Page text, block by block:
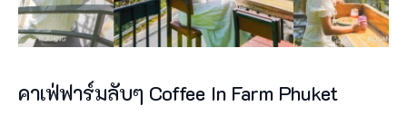
คาเฟ่ฟาร์มลับๆ Coffee In Farm Phuket